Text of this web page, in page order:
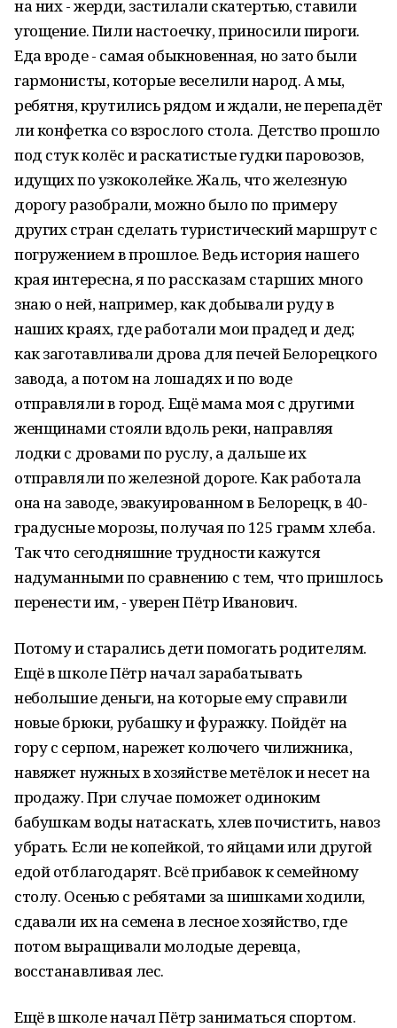
на них - жерди, застилали скатертью, ставили
угощение. Пили настоечку, приносили пироги.
Еда вроде - самая обыкновенная, но зато были
гармонисты, которые веселили народ. А мы,
ребятня, крутились рядом и ждали, не перепадёт
ли конфетка со взрослого стола. Детство прошло
под стук колёс и раскатистые гудки паровозов,
идущих по узкоколейке. Жаль, что железную
дорогу разобрали, можно было по примеру
других стран сделать туристический маршрут с
погружением в прошлое. Ведь история нашего
края интересна, я по рассказам старших много
знаю о ней, например, как добывали руду в
наших краях, где работали мои прадед и дед;
как заготавливали дрова для печей Белорецкого
завода, а потом на лошадях и по воде
отправляли в город. Ещё мама моя с другими
женщинами стояли вдоль реки, направляя
лодки с дровами по руслу, а дальше их
отправляли по железной дороге. Как работала
она на заводе, эвакуированном в Белорецк, в 40-
градусные морозы, получая по 125 грамм хлеба.
Так что сегодняшние трудности кажутся
надуманными по сравнению с тем, что пришлось
перенести им, - уверен Пётр Иванович.
Потому и старались дети помогать родителям.
Ещё в школе Пётр начал зарабатывать
небольшие деньги, на которые ему справили
новые брюки, рубашку и фуражку. Пойдёт на
гору с серпом, нарежет колючего чилижника,
навяжет нужных в хозяйстве метёлок и несет на
продажу. При случае поможет одиноким
бабушкам воды натаскать, хлев почистить, навоз
убрать. Если не копейкой, то яйцами или другой
едой отблагодарят. Всё прибавок к семейному
столу. Осенью с ребятами за шишками ходили,
сдавали их на семена в лесное хозяйство, где
потом выращивали молодые деревца,
восстанавливая лес.
Ещё в школе начал Пётр заниматься спортом.